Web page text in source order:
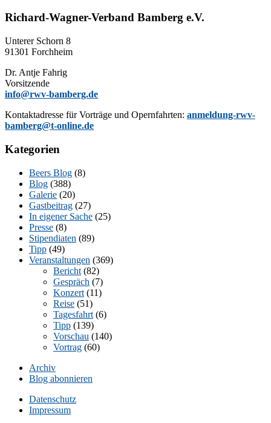
Richard-Wagner-Verband Bamberg e.V.
Un­te­rer Schorn 8
91301 Forchheim
Dr. Ant­je Fahrig
Vorsitzende
info@rwv-bamberg.de
Kon­takt­adres­se für Vor­trä­ge und Opern­fahr­ten: anmeldung-rwv-
bamberg@t-online.de
Kategorien
Beers Blog (8)
Blog (388)
Galerie (20)
Gastbeitrag (27)
In eigener Sache (25)
Presse (8)
Stipendiaten (89)
Tipp (49)
Veranstaltungen (369)
Bericht (82)
Gespräch (7)
Konzert (11)
Reise (51)
Tagesfahrt (6)
Tipp (139)
Vorschau (140)
Vortrag (60)
Archiv
Blog abonnieren
Datenschutz
Impressum